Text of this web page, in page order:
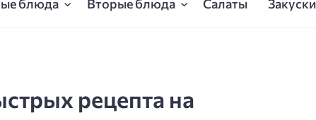
блюда Вторые блюда Салаты Закуски
рецепта на